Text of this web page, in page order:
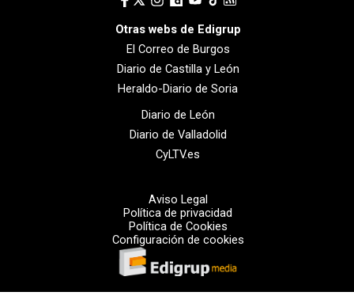
Otras webs de Edigrup
El Correo de Burgos
Diario de Castilla y León
Heraldo-Diario de Soria
Diario de León
Diario de Valladolid
CyLTV.es
Aviso Legal
Política de privacidad
Política de Cookies
Configuración de cookies